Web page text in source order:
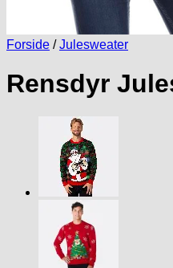
Forside / Julesweater
Rensdyr